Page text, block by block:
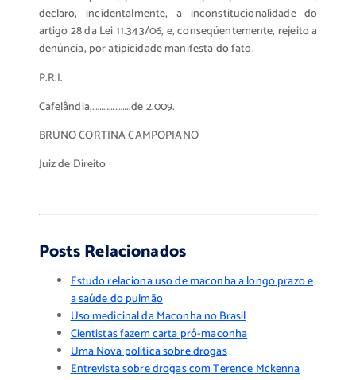
declaro, incidentalmente, a inconstitucionalidade do
artigo 28 da Lei 11.343/06, e, conseqüentemente, rejeito a
denúncia, por atipicidade manifesta do fato.
P.R.I.
Cafelândia,………………..de 2.009.
BRUNO CORTINA CAMPOPIANO
Juiz de Direito
Posts Relacionados
Estudo relaciona uso de maconha a longo prazo e
a saúde do pulmão
Uso medicinal da Maconha no Brasil
Cientistas fazem carta pró-maconha
Uma Nova política sobre drogas
Entrevista sobre drogas com Terence Mckenna